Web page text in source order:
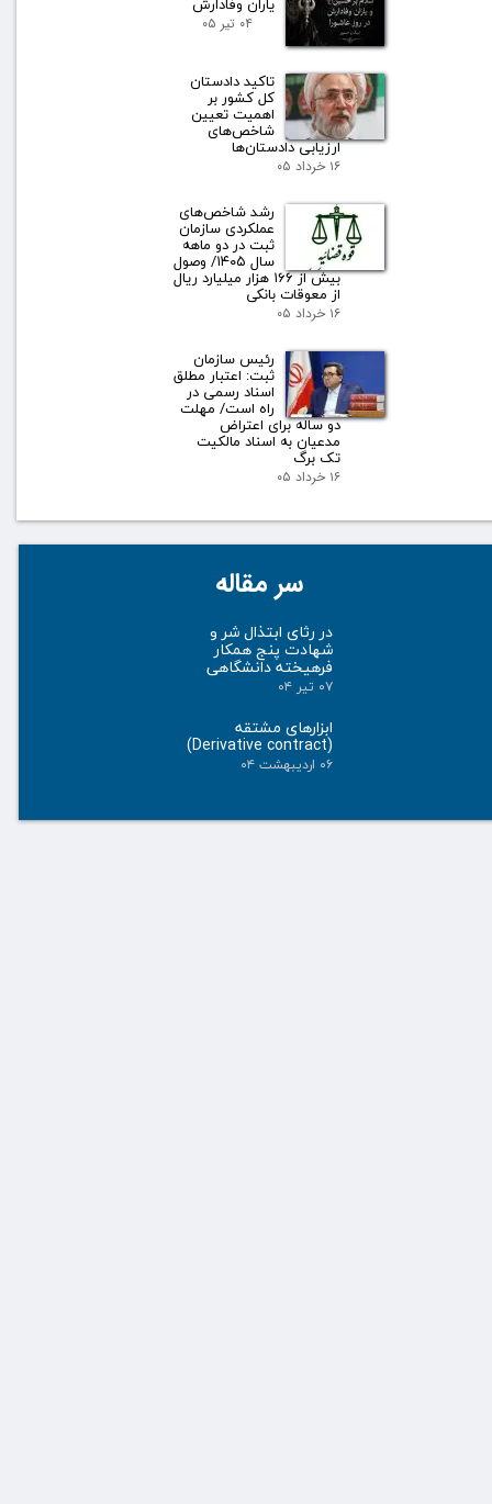
۰۴ تیر ۰۵
تاکید دادستان
کل کشور بر
اهمیت تعیین
شاخص‌های
ارزیابی دادستان‌ها
۱۶ خرداد ۰۵
رشد شاخص‌های
عملکردی سازمان
ثبت در دو ماهه
سال ۱۴۰۵/ وصول
بیش از ۱۶۶ هزار میلیارد ریال
از معوقات بانکی
۱۶ خرداد ۰۵
رئیس سازمان
ثبت: اعتبار مطلق
اسناد رسمی در
راه است/ مهلت
دو ساله برای اعتراض
مدعیان به اسناد مالکیت
تک برگ
۱۶ خرداد ۰۵
سر مقاله
در رثای ابتذال شر و
شهادت پنج همکار
فرهیخته دانشگاهی
۰۷ تیر ۰۴
ابزارهای مشتقه
(Derivative contract)
۰۶ اردیبهشت ۰۴